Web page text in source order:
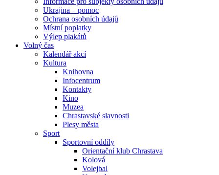
Ukrajina – pomoc
Ochrana osobních údajů
Místní poplatky
Výlep plakátů
Volný čas
Kalendář akcí
Kultura
Knihovna
Infocentrum
Kontakty
Kino
Muzea
Chrastavské slavnosti
Plesy města
Sport
Sportovní oddíly
Orientační klub Chrastava
Kolová
Volejbal